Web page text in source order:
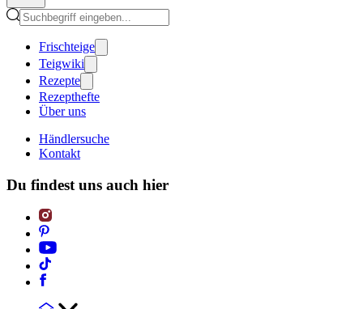
Frischteige
Teigwiki
Rezepte
Rezepthefte
Über uns
Händlersuche
Kontakt
Du findest uns auch hier